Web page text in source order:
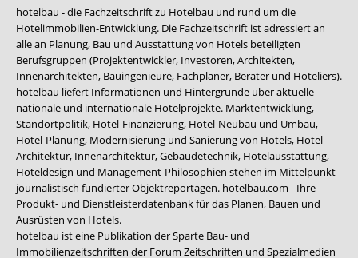
hotelbau - die Fachzeitschrift zu Hotelbau und rund um die
Hotelimmobilien-Entwicklung. Die Fachzeitschrift ist adressiert an
alle an Planung, Bau und Ausstattung von Hotels beteiligten
Berufsgruppen (Projektentwickler, Investoren, Architekten,
Innenarchitekten, Bauingenieure, Fachplaner, Berater und Hoteliers).
hotelbau liefert Informationen und Hintergründe über aktuelle
nationale und internationale Hotelprojekte. Marktentwicklung,
Standortpolitik, Hotel-Finanzierung, Hotel-Neubau und Umbau,
Hotel-Planung, Modernisierung und Sanierung von Hotels, Hotel-
Architektur, Innenarchitektur, Gebäudetechnik, Hotelausstattung,
Hoteldesign und Management-Philosophien stehen im Mittelpunkt
journalistisch fundierter Objektreportagen. hotelbau.com - Ihre
Produkt- und Dienstleisterdatenbank für das Planen, Bauen und
Ausrüsten von Hotels.
hotelbau ist eine Publikation der Sparte Bau- und
Immobilienzeitschriften der Forum Zeitschriften und Spezialmedien